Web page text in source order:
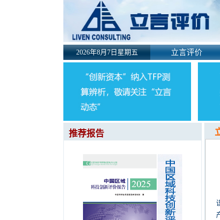
2026年8月7日星期五 立言评价
推荐报告